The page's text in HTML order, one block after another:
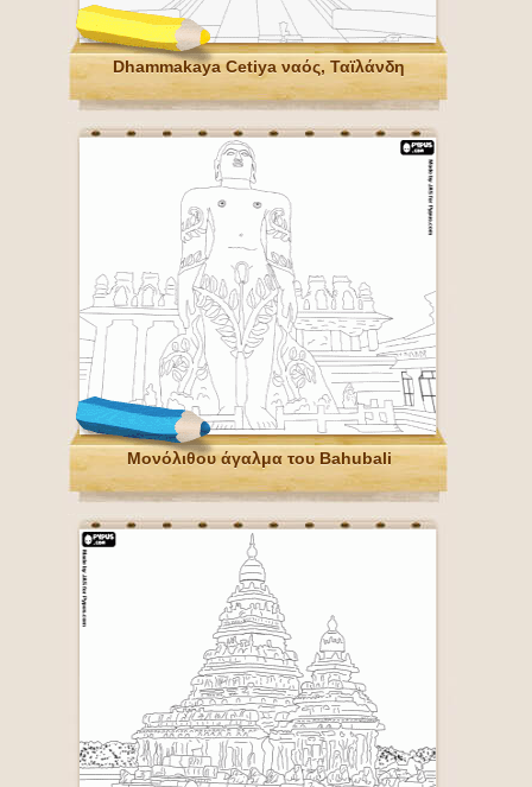
Dhammakaya Cetiya ναός, Ταϊλάνδη
Μονόλιθου άγαλμα του Bahubali